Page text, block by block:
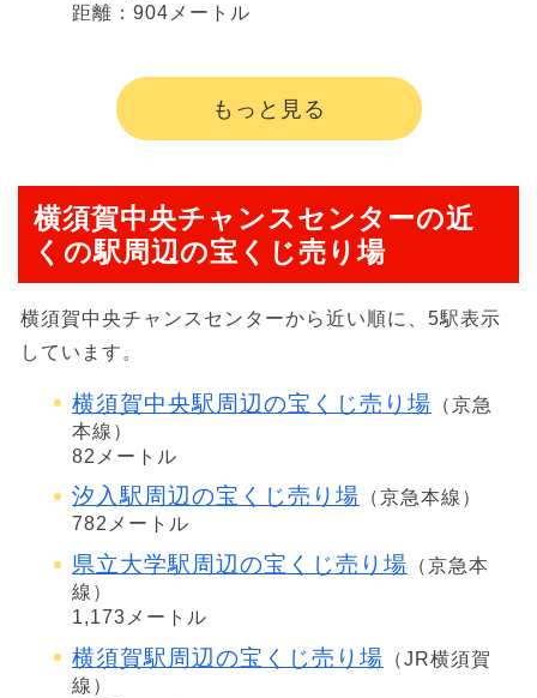
距離：904メートル
もっと見る
横須賀中央チャンスセンターの近
くの駅周辺の宝くじ売り場
横須賀中央チャンスセンターから近い順に、5駅表示
しています。
横須賀中央駅周辺の宝くじ売り場 （京急
本線）
82メートル
汐入駅周辺の宝くじ売り場 （京急本線）
782メートル
県立大学駅周辺の宝くじ売り場 （京急本
線）
1,173メートル
横須賀駅周辺の宝くじ売り場 （JR横須賀
線）